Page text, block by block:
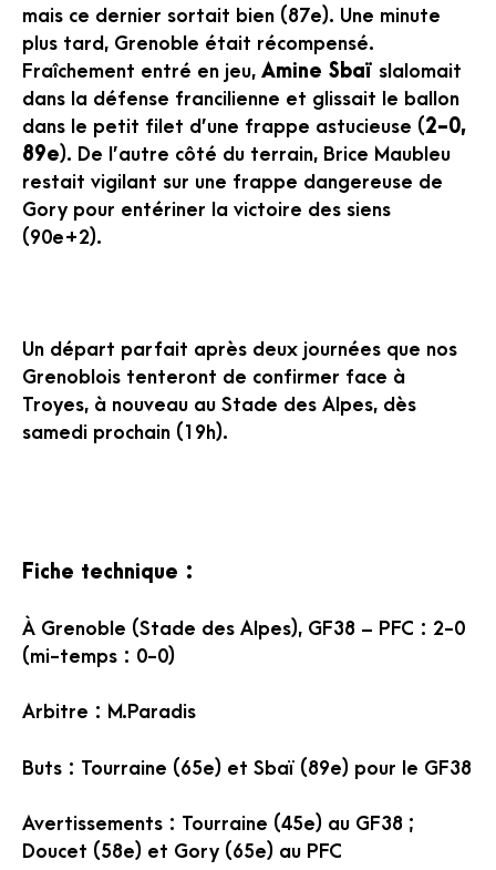
mais ce dernier sortait bien (87e). Une minute
plus tard, Grenoble était récompensé.
Fraîchement entré en jeu, Amine Sbaï slalomait
dans la défense francilienne et glissait le ballon
dans le petit filet d’une frappe astucieuse (2-0,
89e). De l’autre côté du terrain, Brice Maubleu
restait vigilant sur une frappe dangereuse de
Gory pour entériner la victoire des siens
(90e+2).
Un départ parfait après deux journées que nos
Grenoblois tenteront de confirmer face à
Troyes, à nouveau au Stade des Alpes, dès
samedi prochain (19h).
Fiche technique :
À Grenoble (Stade des Alpes), GF38 – PFC : 2-0
(mi-temps : 0-0)
Arbitre : M.Paradis
Buts : Tourraine (65e) et Sbaï (89e) pour le GF38
Avertissements : Tourraine (45e) au GF38 ;
Doucet (58e) et Gory (65e) au PFC